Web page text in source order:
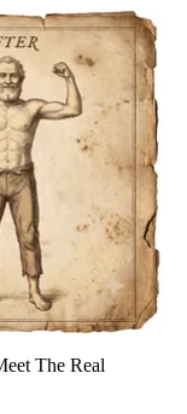
The Real